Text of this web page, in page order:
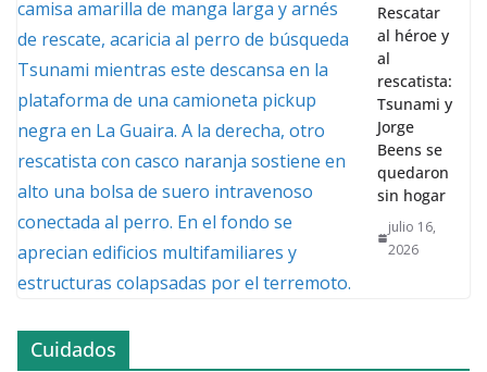
Rescatar
al héroe y
al
rescatista:
Tsunami y
Jorge
Beens se
quedaron
sin hogar
julio 16,
2026
Cuidados